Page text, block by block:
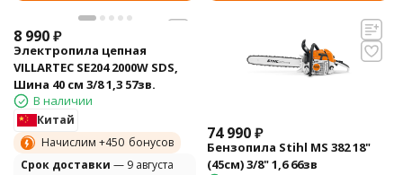
8 990₽
Электропила цепная
VILLARTEC SE204 2000W SDS,
Шина 40 см 3/8 1,3 57зв.
В наличии
Китай
Начислим +450 бонусов
Cрок доставки — 9 августа
74 990₽
Бензопила Stihl MS 382 18"
(45см) 3/8" 1,6 66зв